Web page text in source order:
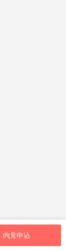
内見申込